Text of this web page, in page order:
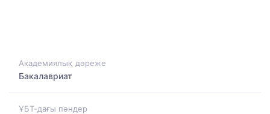
Академиялық дәреже
Бакалавриат
ҰБТ-дағы пәндер